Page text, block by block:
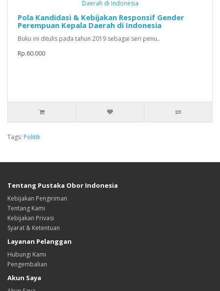
Pola Kandidasi & Kebijakan Responsif Gender
Perempuan Kepala Daerah di Indonesia
Buku ini ditulis pada tahun 2019 sebagai seri penu..
Rp.60.000
Tags: Politik
Tentang Pustaka Obor Indonesia
Kebijakan Pengiriman
Tentang Kami
Kebijakan Privasi
Syarat & Ketentuan
Layanan Pelanggan
Hubungi Kami
Pengembalian
Akun Saya